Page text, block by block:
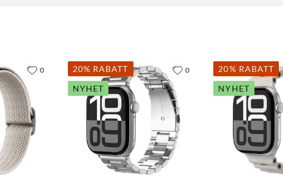
0
20% RABATT
NYHET
0
20% RABATT
NYHET